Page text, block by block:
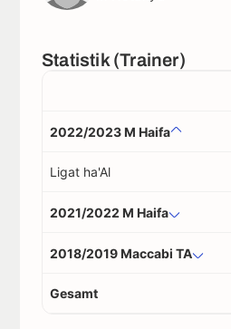
Statistik (Trainer)
2022/2023 M Haifa
Ligat ha'Al
2021/2022 M Haifa
2018/2019 Maccabi TA
Gesamt